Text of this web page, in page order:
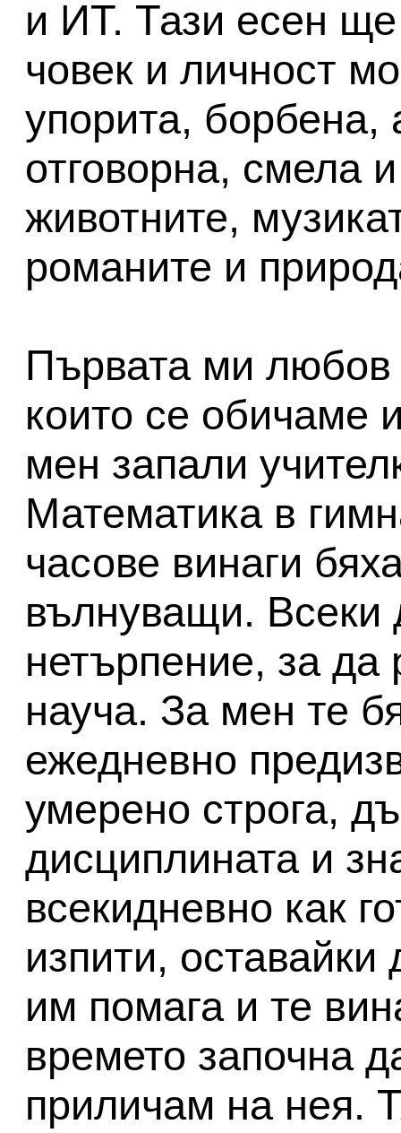
и ИТ. Тази есен
човек и личност
упорита, борбена,
отговорна, смела
животните,
романите и
Първата ми любов
които се обичаме
мен запали
Математика в
часове винаги
вълнуващи. Всеки
нетърпение, за да
науча. За мен те
ежедневно
умерено строга,
дисциплината и
всекидневно как
изпити,
им помага и те
времето започна
приличам на нея.